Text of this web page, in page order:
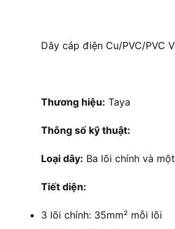
Dây cáp điện Cu/PVC/PVC
Thương hiệu: Taya
Thông số kỹ thuật:
Loại dây: Ba lõi chính và
Tiết diện:
3 lõi chính: 35mm² mỗi lõi